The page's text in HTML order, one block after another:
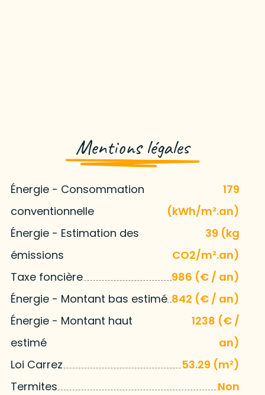
Mentions légales
Énergie - Consommation
conventionnelle
179
(kWh/m².an)
Énergie - Estimation des
émissions
39 (kg
CO2/m².an)
Taxe foncière
986 (€ / an)
Énergie - Montant bas estimé 842 (€ / an)
Énergie - Montant haut
estimé
1238 (€ /
an)
Loi Carrez
53.29 (m²)
Termites
Non